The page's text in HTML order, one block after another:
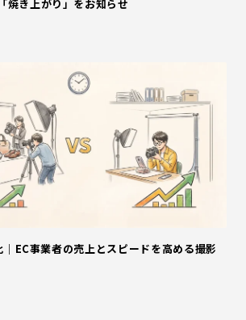
焼き上がり」をお知らせ
EC事業者の売上とスピードを高める撮影